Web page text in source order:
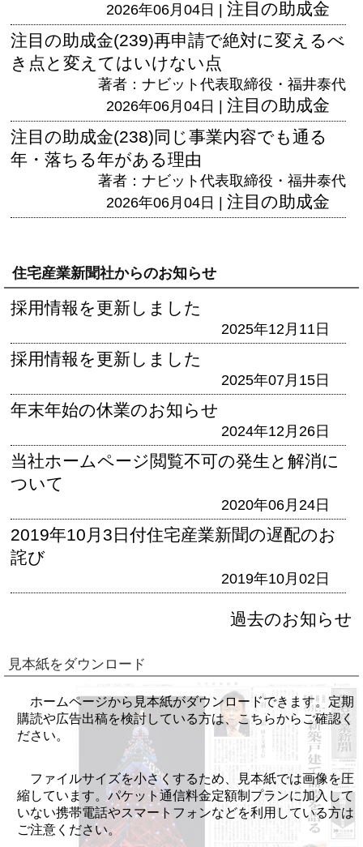
2026年06月04日 | 注目の助成金
注目の助成金(239)再申請で絶対に変えるべ
き点と変えてはいけない点
著者：ナビット代表取締役・福井泰代
2026年06月04日 | 注目の助成金
注目の助成金(238)同じ事業内容でも通る
年・落ちる年がある理由
著者：ナビット代表取締役・福井泰代
2026年06月04日 | 注目の助成金
住宅産業新聞社からのお知らせ
採用情報を更新しました
2025年12月11日
採用情報を更新しました
2025年07月15日
年末年始の休業のお知らせ
2024年12月26日
当社ホームページ閲覧不可の発生と解消に
ついて
2020年06月24日
2019年10月3日付住宅産業新聞の遅配のお
詫び
2019年10月02日
過去のお知らせ
見本紙をダウンロード
ホームページから見本紙がダウンロードできます。定期
購読や広告出稿を検討している方は、こちらからご確認く
ださい。
ファイルサイズを小さくするため、見本紙では画像を圧
縮しています。パケット通信料金定額制プランに加入して
いない携帯電話やスマートフォンなどを利用している方は
ご注意ください。